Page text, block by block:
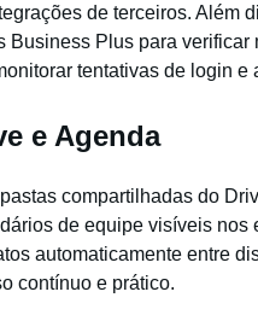
de terceiros. Além
Business Plus para
tentativas de login e
e Agenda
compartilhadas do
de equipe visíveis nos
automaticamente entre
contínuo e prático.